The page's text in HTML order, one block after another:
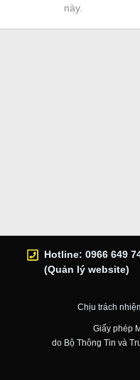
này.
Hotline: 0966 649
(Quản lý website)
Chịu trách
Giấy phép
do Bộ Thông Tin và